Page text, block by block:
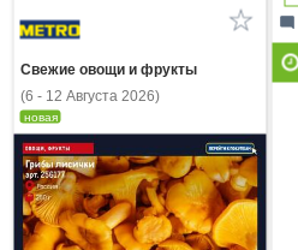
mode_comment
Свежие овощи и фрукты
(6 - 12 Августа 2026)
новая